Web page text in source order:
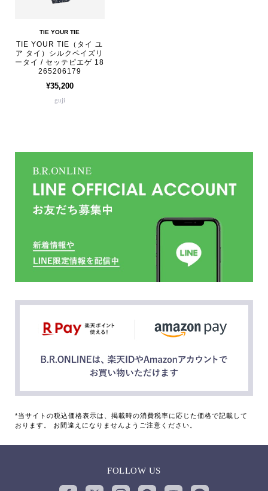
TIE YOUR TIE
TIE YOUR TIE（タイ ユ
ア タイ）シルクペイズリ
ータイ / セッテピエゲ 18
265206179
¥35,200
guji
*当サイトの税込価格表示は、掲載時の消費税率に応じた価格で記載して
おります。 お間違えになりませんようご注意ください。
FOLLOW US